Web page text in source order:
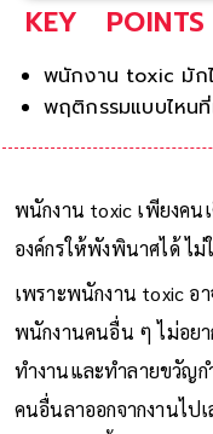
KEY POINTS
พนักงาน toxic มัก
พฤติกรรมแบบไหน
พนักงาน toxic เพียงคน
องค์กรให้พังพินาศได้ ไม่
เพราะพนักงาน toxic อ
พนักงานคนอื่น ๆ ไม่อย
ทำงานและทำลายขวัญก
คนอื่นลาออกจากงานไป